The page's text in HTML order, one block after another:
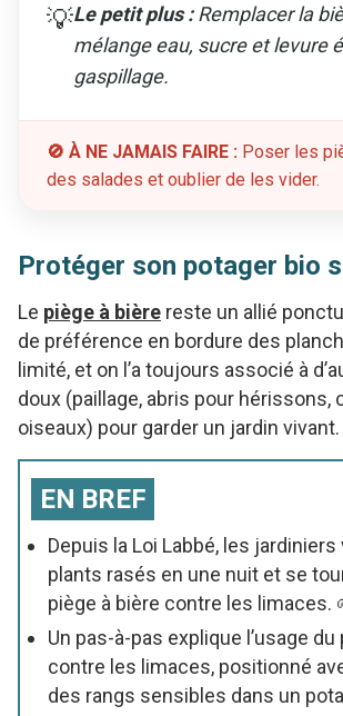
💡Le petit plus :Remplacer la
mélange eau, sucre et levure
gaspillage.
🚫 À NE JAMAIS FAIRE : Poser les
des salades et oublier de les vider.
Protéger son potager bio
Le piège à bière reste un allié
de préférence en bordure des
limité, et on l’a toujours associé à
doux (paillage, abris pour hérissons,
oiseaux) pour garder un jardin vivant.
EN BREF
Depuis la Loi Labbé, les
plants rasés en une nuit et se
piège à bière contre les limaces.
Un pas-à-pas explique l’usage du
contre les limaces, positionné
des rangs sensibles dans un